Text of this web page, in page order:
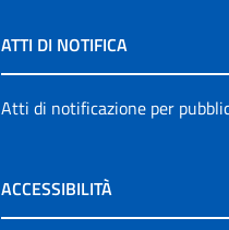
ATTI DI NOTIFICA
Atti di notificazione per
ACCESSIBILITÀ